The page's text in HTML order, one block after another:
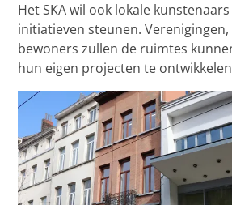
Het SKA wil ook lokale
initiatieven steunen.
bewoners zullen de ruimtes
hun eigen projecten te